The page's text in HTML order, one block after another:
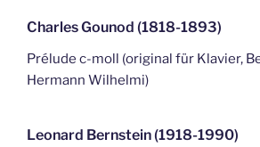
Charles Gounod (1818-1893)
Prélude c-moll (original für Klavier,
Hermann Wilhelmi)
Leonard Bernstein (1918-1990)